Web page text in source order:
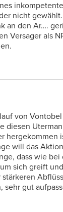
nicht
an den Ar….
Versager als
von
diesen
hergekommen
will das
dass wie bei
sich greift
sehr gut